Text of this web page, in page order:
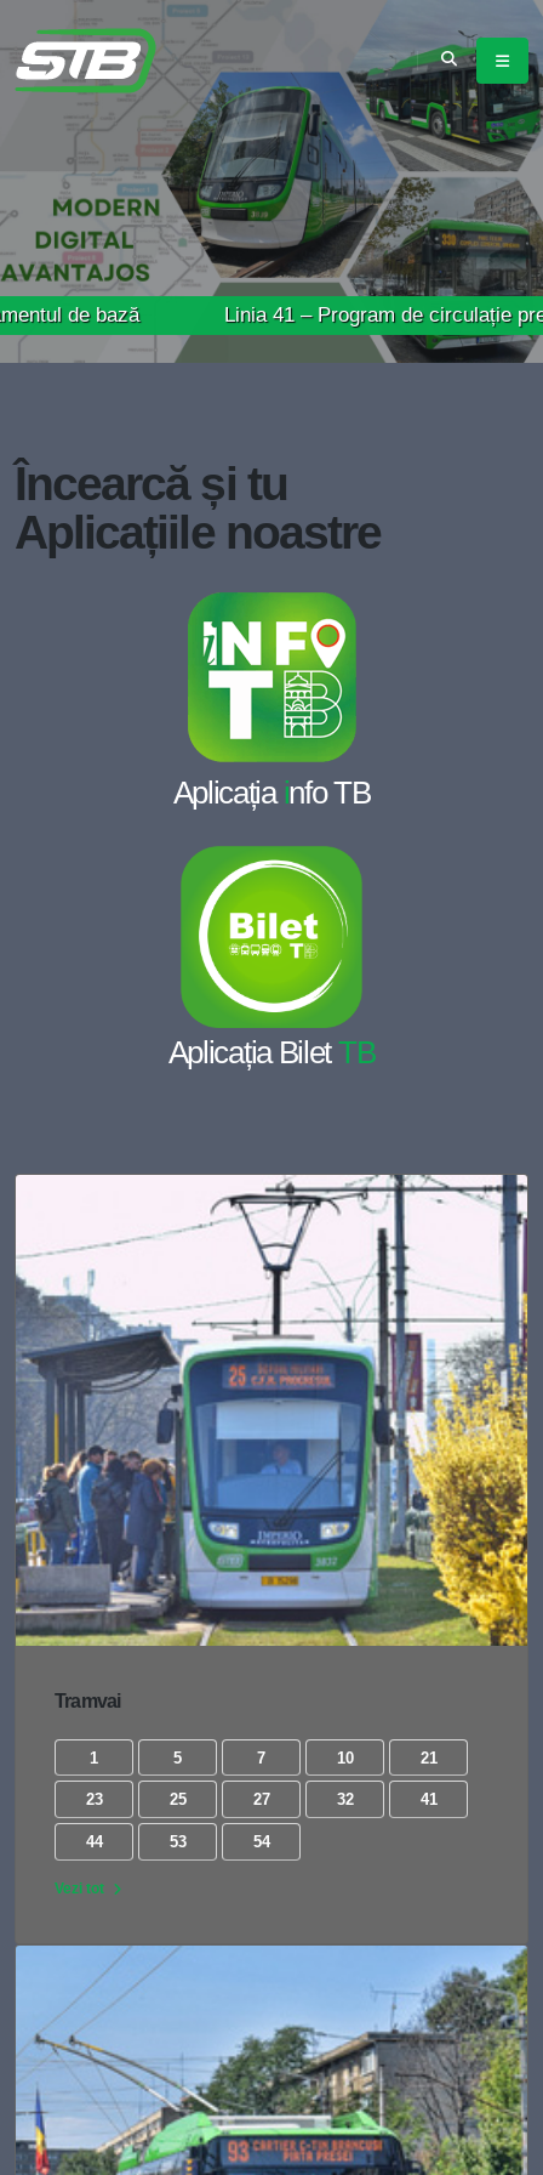
Linia 41 – Program de circulație prelungit în
Încearcă și tu
Aplicațiile noastre
Aplicația info TB
Aplicația BiletTB
Tramvai
1 5 7 10 21
23 25 27 32 41
44 53 54
Vezi tot